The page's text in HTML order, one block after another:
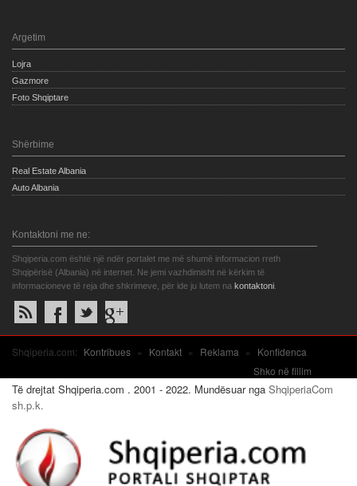
Argetim
Lojra
Gazmore
Foto Shqiptare
Shërbime
Real Estate Albania
Auto Albania
Kontaktoni me ne:
Shqiperia.com është një ndër portalet me më shumë informacion rreth
Shqipërisë (Albania) në internet. Ne jemi vazhdimisht në kërkim të
informacioneve të reja dhe shkrimeve, për ide ju lutem na kontaktoni.
Shqiperia.com: Kontribues » Kontakt » Reklama »
Konfidenca
Shko në fillim
Të drejtat Shqiperia.com . 2001 - 2022. Mundësuar nga ShqiperiaCom
sh.p.k.